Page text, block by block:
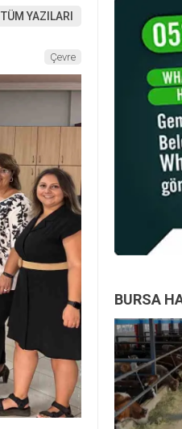
TÜM YAZILARI
Çevre
BURSA